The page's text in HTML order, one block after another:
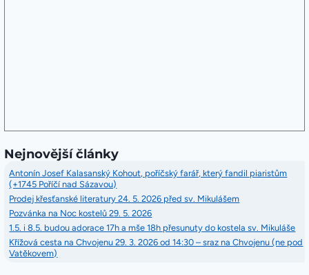
Nejnovější články
Antonín Josef Kalasanský Kohout, poříčský farář, který fandil piaristům
(+1745 Poříčí nad Sázavou)
Prodej křesťanské literatury 24. 5. 2026 před sv. Mikulášem
Pozvánka na Noc kostelů 29. 5. 2026
1.5. i 8.5. budou adorace 17h a mše 18h přesunuty do kostela sv. Mikuláše
Křížová cesta na Chvojenu 29. 3. 2026 od 14:30 – sraz na Chvojenu (ne pod
Vatěkovem)